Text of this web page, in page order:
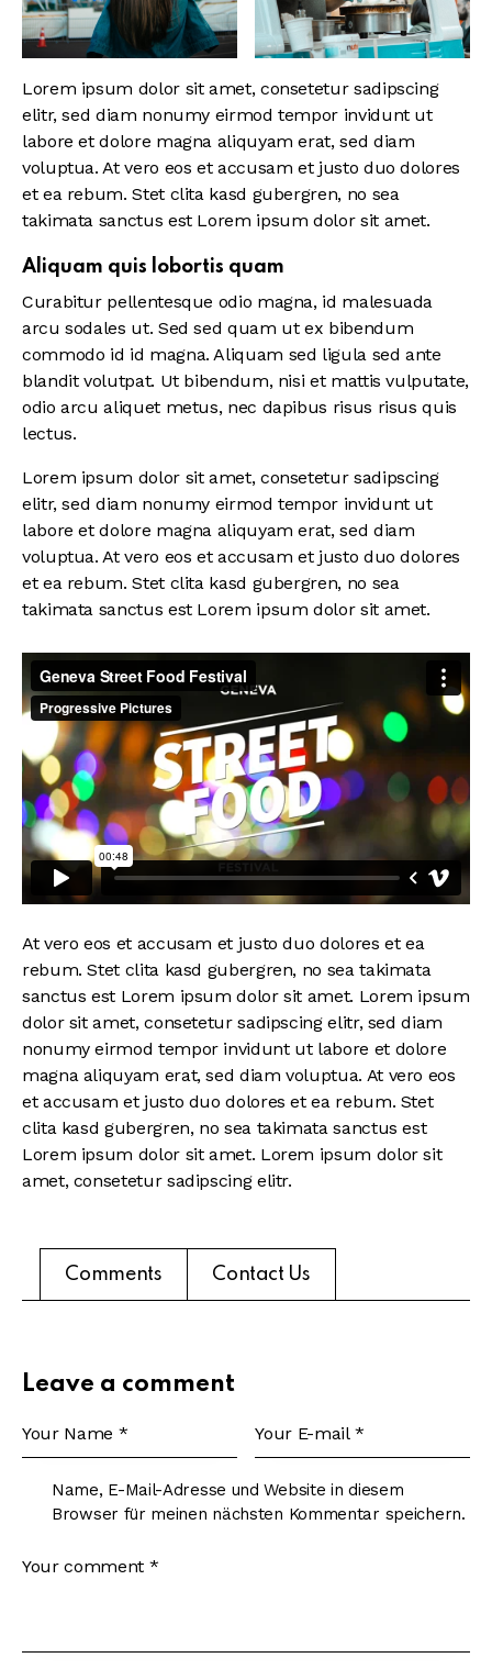
Lorem ipsum dolor sit amet, consetetur sadipscing
elitr, sed diam nonumy eirmod tempor invidunt ut
labore et dolore magna aliquyam erat, sed diam
voluptua. At vero eos et accusam et justo duo dolores
et ea rebum. Stet clita kasd gubergren, no sea
takimata sanctus est Lorem ipsum dolor sit amet.
Aliquam quis lobortis quam
Curabitur pellentesque odio magna, id malesuada
arcu sodales ut. Sed sed quam ut ex bibendum
commodo id id magna. Aliquam sed ligula sed ante
blandit volutpat. Ut bibendum, nisi et mattis vulputate,
odio arcu aliquet metus, nec dapibus risus risus quis
lectus.
Lorem ipsum dolor sit amet, consetetur sadipscing
elitr, sed diam nonumy eirmod tempor invidunt ut
labore et dolore magna aliquyam erat, sed diam
voluptua. At vero eos et accusam et justo duo dolores
et ea rebum. Stet clita kasd gubergren, no sea
takimata sanctus est Lorem ipsum dolor sit amet.
At vero eos et accusam et justo duo dolores et ea
rebum. Stet clita kasd gubergren, no sea takimata
sanctus est Lorem ipsum dolor sit amet. Lorem ipsum
dolor sit amet, consetetur sadipscing elitr, sed diam
nonumy eirmod tempor invidunt ut labore et dolore
magna aliquyam erat, sed diam voluptua. At vero eos
et accusam et justo duo dolores et ea rebum. Stet
clita kasd gubergren, no sea takimata sanctus est
Lorem ipsum dolor sit amet. Lorem ipsum dolor sit
amet, consetetur sadipscing elitr.
Comments Contact Us
Leave a comment
Name, E-Mail-Adresse und Website in diesem
Browser für meinen nächsten Kommentar speichern.